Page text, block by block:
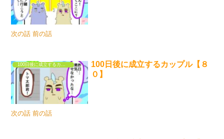
次の話 前の話
100日後に成立するカップル
100日後に成立するカップル【８
０】
次の話 前の話